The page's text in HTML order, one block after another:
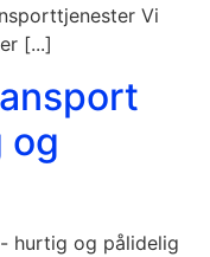
Vi
[...]
og
hurtig og pålidelig